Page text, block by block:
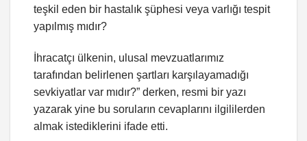
teşkil eden bir hastalık şüphesi veya varlığı tespit
yapılmış mıdır?
İhracatçı ülkenin, ulusal mevzuatlarımız
tarafından belirlenen şartları karşılayamadığı
sevkiyatlar var mıdır?” derken, resmi bir yazı
yazarak yine bu soruların cevaplarını ilgililerden
almak istediklerini ifade etti.